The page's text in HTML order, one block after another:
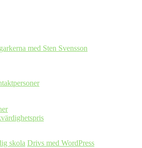
med Sten Svensson
skola Drivs med WordPress